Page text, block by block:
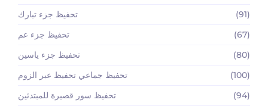
تحفيظ جزء تبارك
(91)
تحفيظ جزء عم
(67)
تحفيظ جزء ياسين
(80)
تحفيظ جماعي تحفيظ عبر الزوم
(100)
تحفيظ سور قصيرة للمبتدئين
(94)